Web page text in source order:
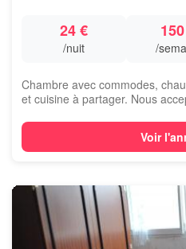
24 €
/nuit /
Chambre avec commodes,
et cuisine à partager. Nous
Voir